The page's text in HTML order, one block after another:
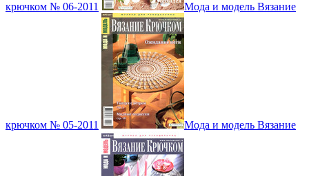
крючком № 06-2011 Мода и модель Вязание
крючком № 05-2011 Мода и модель Вязание